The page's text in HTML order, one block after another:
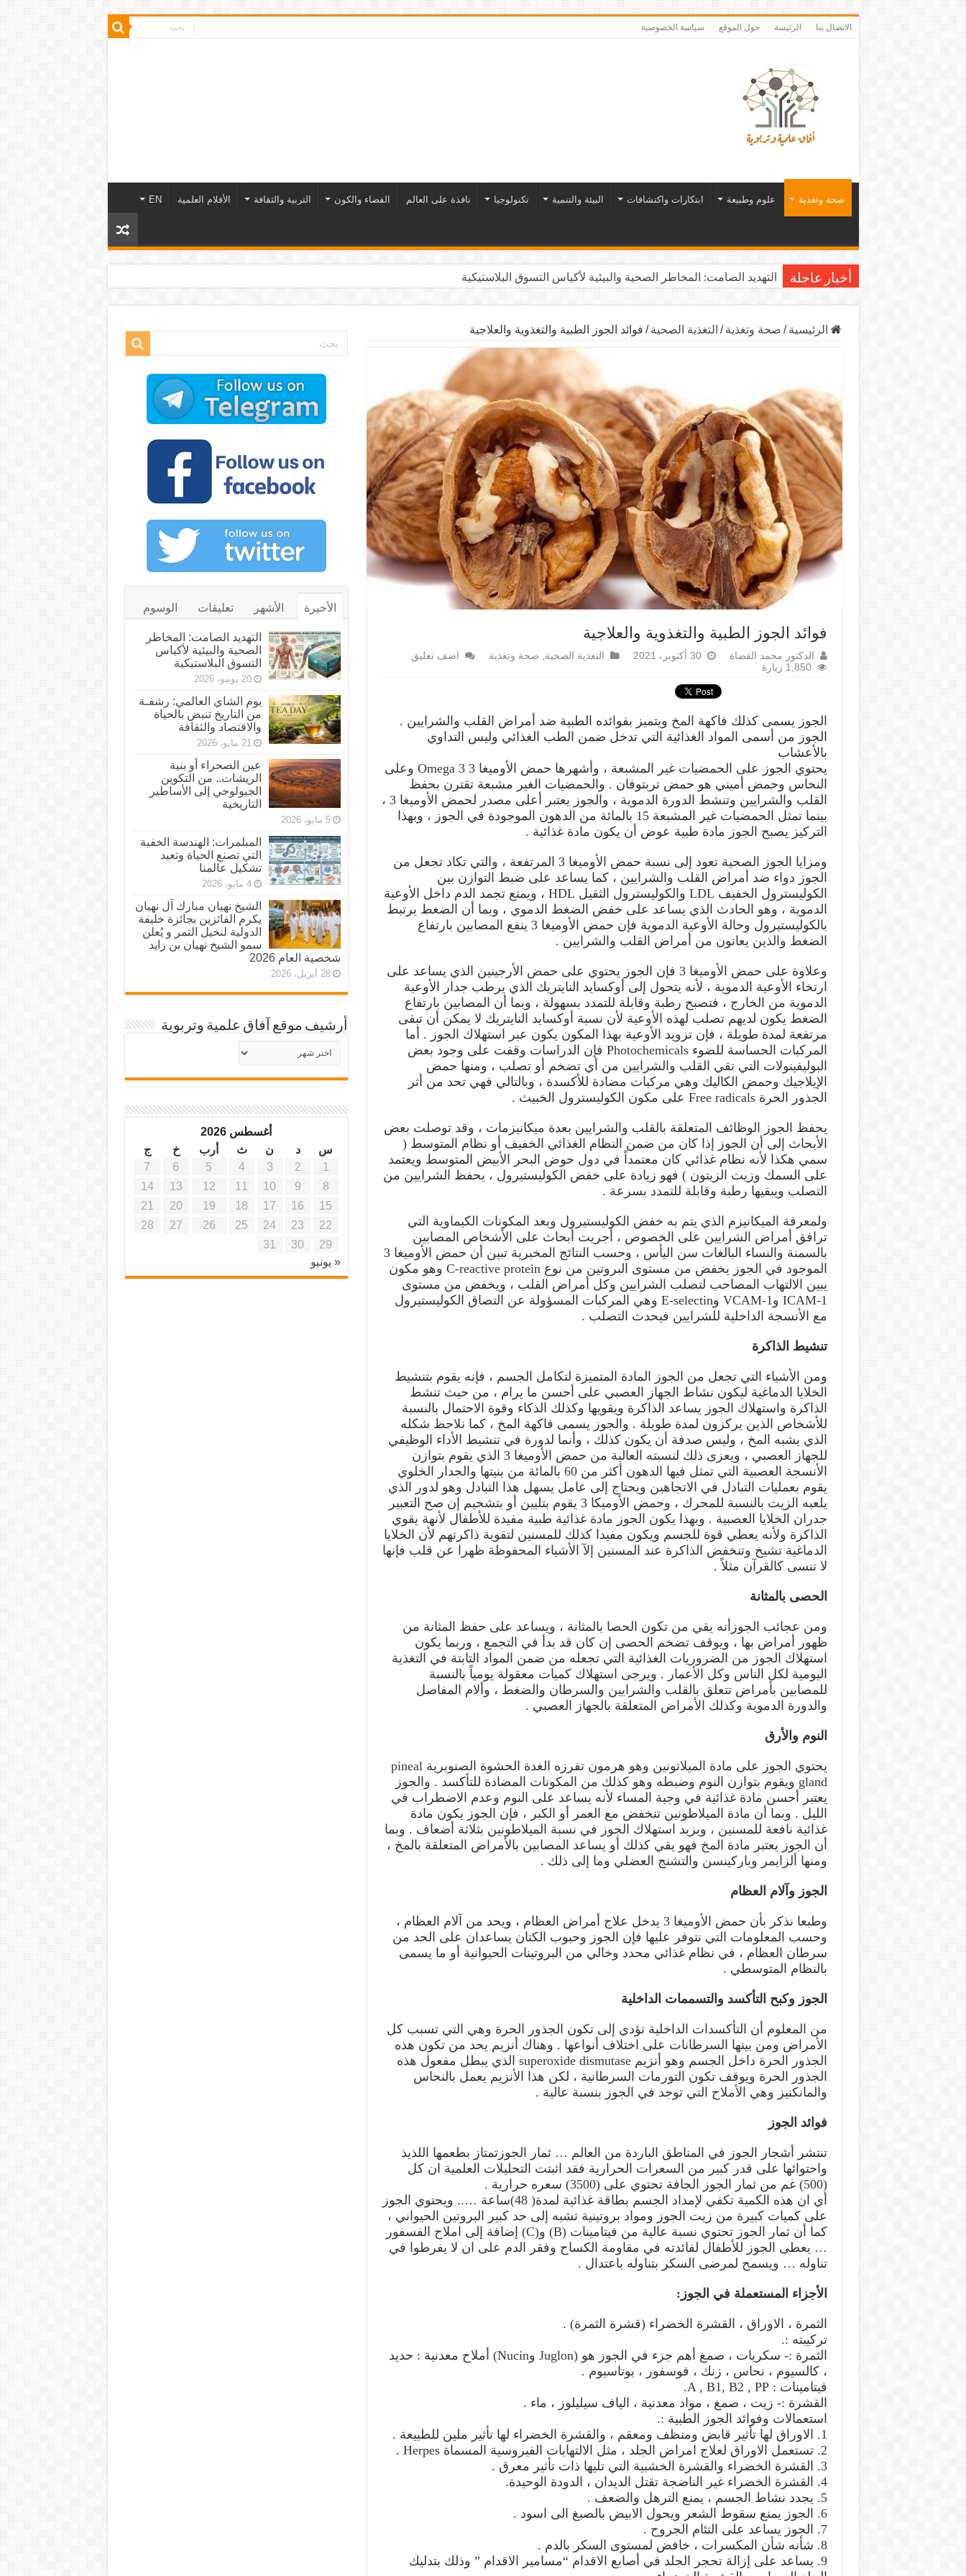
الاتصال بنا الرئيسة حول الموقع سياسة الخصوصية
صحة وتغذية علوم وطبيعة ابتكارات واكتشافات البيئة والتنمية تكنولوجيا نافذة على العالم الفضاء والكون التربية والثقافة الأفلام العلمية EN
أخبار عاجلة التهديد الصامت: المخاطر الصحية والبيئية لأكياس التسوق البلاستيكية
الرئيسية / صحة وتغذية / التغذية الصحية / فوائد الجوز الطبية والتغذوية والعلاجية
فوائد الجوز الطبية والتغذوية والعلاجية
الدكتور محمد القضاة 30 أكتوبر، 2021 التغذية الصحية, صحة وتغذية
اضف تعليق
1,850 زيارة
الجوز يسمى كذلك فاكهة المخ ويتميز بفوائده الطبية ضد أمراض القلب والشرايين .
الجوز من أسمى المواد الغذائية التي تدخل ضمن الطب الغذائي وليس التداوي
بالأعشاب
يحتوي الجوز على الحمضيات غير المشبعة ، وأشهرها حمض الأوميغا 3 Omega 3 وعلى
النحاس وحمض أميني هو حمض تربتوفان . والحمضيات الغير مشبعة تقترن بحفظ
القلب والشرايين وتنشط الدورة الدموية ، والجوز يعتبر أعلى مصدر لحمض الأوميغا 3 ،
بينما تمثل الحمضيات غير المشبعة 15 بالمائة من الدهون الموجودة في الجوز ، وبهذا
التركيز يصبح الجوز مادة طبية عوض أن يكون مادة غذائية .
ومزايا الجوز الصحية تعود إلى نسبة حمض الأوميغا 3 المرتفعة ، والتي تكاد تجعل من
الجوز دواء ضد أمراض القلب والشرايين ، كما يساعد على ضبط التوازن بين
الكوليسترول الخفيف LDL والكوليسترول الثقيل HDL ، ويمنع تجمد الدم داخل الأوعية
الدموية ، وهو الحادث الذي يساعد على خفض الضغط الدموي ، وبما أن الضغط يرتبط
بالكوليستيرول وحالة الأوعية الدموية فإن حمض الأوميغا 3 ينفع المصابين بارتفاع
الضغط والذين يعانون من أمراض القلب والشرايين .
وعلاوة على حمض الأوميغا 3 فإن الجوز يحتوي على حمض الأرجينين الذي يساعد على
ارتخاء الأوعية الدموية ، لأنه يتحول إلى أوكسايد النايتريك الذي يرطب جدار الأوعية
الدموية من الخارج ، فتصبح رطبة وقابلة للتمدد بسهولة ، وبما أن المصابين بارتفاع
الضغط يكون لديهم تصلب لهذه الأوعية لأن نسبة أوكسايد النايتريك لا يمكن أن تبقى
مرتفعة لمدة طويلة ، فإن تزويد الأوعية بهذا المكون يكون عبر استهلاك الجوز . أما
المركبات الحساسة للضوء Photochemicals فإن الدراسات وقفت على وجود بعض
البوليفينولات التي تقي القلب والشرايين من أي تضخم أو تصلب ، ومنها حمض
الإيلاجيك وحمض الكاليك وهي مركبات مضادة للأكسدة ، وبالتالي فهي تحد من أثر
الجذور الحرة Free radicals على مكون الكوليسترول الخبيث .
يحفظ الجوز الوظائف المتعلقة بالقلب والشرايين بعدة ميكانيزمات ، وقد توصلت بعض
الأبحاث إلى أن الجوز إذا كان من ضمن النظام الغذائي الخفيف أو نظام المتوسط (
سمي هكذا لأنه نظام غذائي كان معتمداً في دول حوض البحر الأبيض المتوسط ويعتمد
على السمك وزيت الزيتون ) فهو زيادة على خفض الكوليستيرول ، يحفظ الشرايين من
التصلب ويبقيها رطبة وقابلة للتمدد بسرعة .
ولمعرفة الميكانيزم الذي يتم به خفض الكوليستيرول وبعد المكونات الكيماوية التي
ترافق أمراض الشرايين على الخصوص ، أجريت أبحاث على الأشخاص المصابين
بالسمنة والنساء البالغات سن اليأس ، وحسب النتائج المخبرية تبين أن حمض الأوميغا 3
الموجود في الجوز يخفض من مستوى البروتين من نوع C-reactive protein وهو مكون
يبين الالتهاب المصاحب لتصلب الشرايين وكل أمراض القلب ، ويخفض من مستوى
ICAM-1 وVCAM-1 وE-selectin وهي المركبات المسؤولة عن التصاق الكوليستيرول
مع الأنسجة الداخلية للشرايين فيحدث التصلب .
تنشيط الذاكرة
ومن الأشياء التي تجعل من الجوز المادة المتميزة لتكامل الجسم ، فإنه يقوم بتنشيط
الخلايا الدماغية ليكون نشاط الجهاز العصبي على أحسن ما يرام ، من حيث تنشط
الذاكرة واستهلاك الجوز يساعد الذاكرة ويقويها وكذلك الذكاء وقوة الاحتمال بالنسبة
للأشخاص الذين يركزون لمدة طويلة . والجوز يسمى فاكهة المخ ، كما نلاحظ شكله
الذي يشبه المخ ، وليس صدفة أن يكون كذلك ، وأنما لدورة في تنشيط الأداء الوظيفي
للجهاز العصبي ، ويعزى ذلك لنسبته العالية من حمض الأوميغا 3 الذي يقوم بتوازن
الأنسجة العصبية التي تمثل فيها الدهون أكثر من 60 بالمائة من بنيتها والجدار الخلوي
يقوم بعمليات التبادل في الاتجاهين ويحتاج إلى عامل يسهل هذا التبادل وهو لدور الذي
يلعبه الزيت بالنسبة للمحرك ، وحمض الأوميكا 3 يقوم بتليين أو بتشحيم إن صح التعبير
جدران الخلايا العصبية . وبهذا يكون الجوز مادة غذائية طبية مفيدة للأطفال لأنهة يقوي
الذاكرة ولأنه يعطي قوة للجسم ويكون مفيدا كذلك للمسنين لتقوية ذاكرتهم لأن الخلايا
الدماغية تشيخ وتنخفض الذاكرة عند المسنين إلآ الأشياء المحفوظة ظهرا عن قلب فإنها
لا تنسى كالقرآن مثلاً .
الحصى بالمثانة
ومن عجائب الجوزأنه يقي من تكون الحصا بالمثانة ، ويساعد على حفظ المثانة من
ظهور أمراض بها ، ويوقف تضخم الحصى إن كان قد بدأ في التجمع ، وربما يكون
استهلاك الجوز من الضروريات الغذائية التي تجعله من ضمن المواد التابتة في التغذية
اليومية لكل الناس وكل الأعمار . ويرجى استهلاك كميات معقولة يومياً بالنسبة
للمصابين بأمراض تتعلق بالقلب والشرايين والسرطان والضغط ، وألام المفاصل
والدورة الدموية وكذلك الأمراض المتعلقة بالجهاز العصبي .
النوم والأرق
يحتوي الجوز على مادة الميلاتونين وهو هرمون تفرزه الغدة الحشوة الصنوبرية pineal
gland ويقوم بتوازن النوم وضبطه وهو كذلك من المكونات المضادة للتأكسد . والجوز
يعتبر أحسن مادة غذائية في وجبة المساء لأنه يساعد على النوم وعدم الاضطراب في
الليل . وبما أن مادة الميلاطونين تنخفض مع العمر أو الكبر ، فإن الجوز يكون مادة
غذائية نافعة للمسنين ، ويزيد استهلاك الجوز في نسبة الميلاطونين بثلاثة أضعاف . وبما
أن الجوز يعتبر مادة المخ فهو يقي كذلك أو يساعد المصابين بالأمراض المتعلقة بالمخ ،
ومنها ألزايمر وباركينسن والتشنج العضلي وما إلى ذلك .
الجوز وآلام العظام
وطبعا نذكر بأن حمض الأوميغا 3 يدخل علاج أمراض العظام ، ويحد من آلام العظام ،
وحسب المعلومات التي نتوفر عليها فإن الجوز وحبوب الكتان يساعدان على الحد من
سرطان العظام ، في نظام غذائي محدد وخالي من البروتينات الحيوانية أو ما يسمى
بالنظام المتوسطي .
الجوز وكبح التأكسد والتسممات الداخلية
من المعلوم أن التأكسدات الداخلية تؤدي إلى تكون الجذور الحرة وهي التي تسبب كل
الأمراض ومن بينها السرطانات على اختلاف أنواعها . وهناك أنزيم يحد من تكون هذه
الجذور الحرة داخل الجسم وهو أنزيم superoxide dismutase الذي يبطل مفعول هذه
الجذور الحرة ويوقف تكون التورمات السرطانية ، لكن هذا الأنزيم يعمل بالنحاس
والمانكنيز وهي الأملاح التي توجد في الجوز بنسبة عالية .
فوائد الجوز
تنتشر أشجار الجوز في المناطق الباردة من العالم … ثمار الجوزتمتاز بطعمها اللذيذ
واحتوائها على قدر كبير من السعرات الحرارية فقد اثبتت التحليلات العلمية ان كل
(500) غم من ثمار الجوز الجافة تحتوي على (3500) سعره حرارية .
أي ان هذه الكمية تكفي لإمداد الجسم بطاقة غذائية لمدة( 48)ساعة ….. ويحتوي الجوز
على كميات كبيرة من زيت الجوز ومواد بروتينية تشبه إلى حد كبير البروتين الحيواني ،
كما أن ثمار الجوز تحتوي نسبة عالية من فيتامينات (B) و(C) إضافة إلى املاح الفسفور
… يعطى الجوز للأطفال لفائدته في مقاومة الكساح وفقر الدم على ان لا يفرطوا في
تناوله … ويسمح لمرضى السكر بتناوله باعتدال .
الأجزاء المستعملة في الجوز:
الثمرة ، الاوراق ، القشرة الخضراء (قشرة الثمرة) .
تركيبته :.
الثمرة :- سكريات ، صمغ أهم جزء في الجوز هو (Juglon وNucin) أملاح معدنية : حديد
، كالسيوم ، نحاس ، زنك ، فوسفور ، بوتاسيوم .
فيتامينات : A , B1, B2 , PP.
القشرة :- زيت ، صمغ ، مواد معدنية ، الياف سيليلوز ، ماء .
استعمالات وفوائد الجوز الطبية :.
1. الاوراق لها تأثير قابض ومنظف ومعقم ، والقشرة الخضراء لها تأثير ملين للطبيعة .
2. تستعمل الاوراق لعلاج امراض الجلد ، مثل الالتهابات الفيروسية المسماة Herpes .
3. القشرة الخضراء والقشرة الخشبية التي تليها ذات تأثير معرق .
4. القشرة الخضراء غير الناضجة تقتل الديدان ، الدودة الوحيدة.
5. يجدد نشاط الجسم ، يمنع الترهل والضعف .
6. الجوز يمنع سقوط الشعر ويحول الابيض بالصبغ الى اسود .
7. الجوز يساعد على التئام الجروح .
8. شأنه شأن المكسرات ، خافض لمستوى السكر بالدم .
9. يساعد على إزالة تحجر الجلد في أصابع الاقدام “مسامير الاقدام ” وذلك بتدليك
الأخيرة الأشهر تعليقات الوسوم
التهديد الصامت: المخاطر
الصحية والبيئية لأكياس
التسوق البلاستيكية
20 يونيو، 2026
يوم الشاي العالمي: رشفـة
من التاريخ تنبض بالحياة
والاقتصاد والثقافة
21 مايو، 2026
عين الصحراء أو بنية
الريشات.. من التكوين
الجيولوجي إلى الأساطير
التاريخية
5 مايو، 2026
المبلمرات: الهندسة الخفية
التي تصنع الحياة وتعيد
تشكيل عالمنا
4 مايو، 2026
الشيخ نهيان مبارك آل نهيان
يكرم الفائزين بجائزة خليفة
الدولية لنخيل التمر و يُعلن
سمو الشيخ نهيان بن زايد
شخصية العام 2026
28 أبريل، 2026
أرشيف موقع آفاق علمية وتربوية
أرشيف
موقع
أغسطس 2026
س
د ن ث أرب خ
ج
1
2
3
4
5
6
7
8
9
10
11
12
13
14
15
16
17
18
19
20
21
22
23
24
25
26
27
28
29
30
31
« يونيو